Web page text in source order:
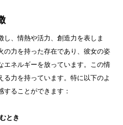
し、情熱や活力、創造力を表しま
の力を持った存在であり、彼女の姿
エネルギーを放っています。この情
力を持っています。特に以下のよ
することができます：
とき